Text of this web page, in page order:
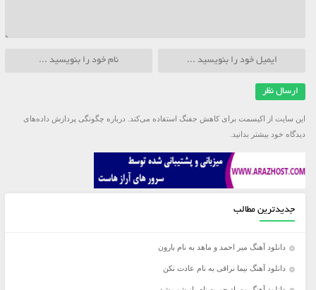
این سایت از اکیسمت برای کاهش جفنگ استفاده می‌کند. درباره چگونگی پردازش داده‌های
دیدگاه خود بیشتر بدانید.
جدیدترین مطالب
دانلود آهنگ میر احمد و ماهد به نام بارون
دانلود آهنگ نیما نراقی به نام عادت نکن